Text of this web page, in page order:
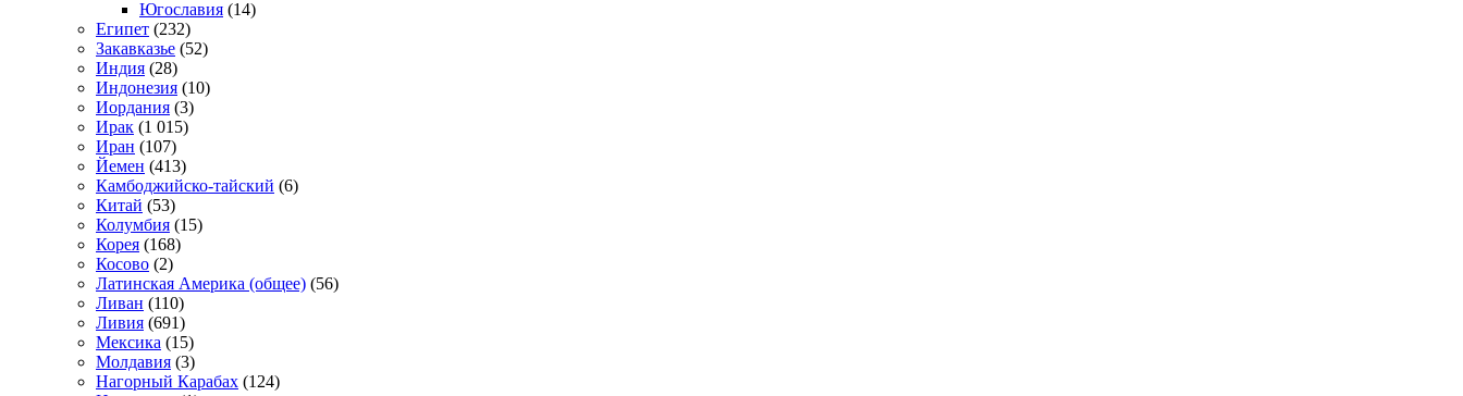
Югославия (14)
Египет (232)
Закавказье (52)
Индия (28)
Индонезия (10)
Иордания (3)
Ирак (1 015)
Иран (107)
Йемен (413)
Камбоджийско-тайский (6)
Китай (53)
Колумбия (15)
Корея (168)
Косово (2)
Латинская Америка (общее) (56)
Ливан (110)
Ливия (691)
Мексика (15)
Молдавия (3)
Нагорный Карабах (124)